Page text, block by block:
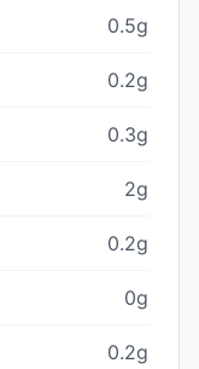
0.5g
0.2g
0.3g
2g
0.2g
0g
0.2g